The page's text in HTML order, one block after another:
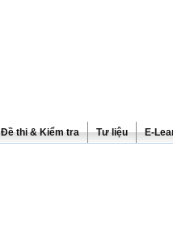
Đề thi & Kiểm tra Tư liệu E-